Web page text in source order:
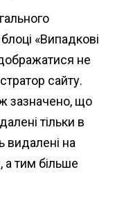
«Випадкові
не
сайту.
зазначено, що
тільки в
видалені на
а тим більше